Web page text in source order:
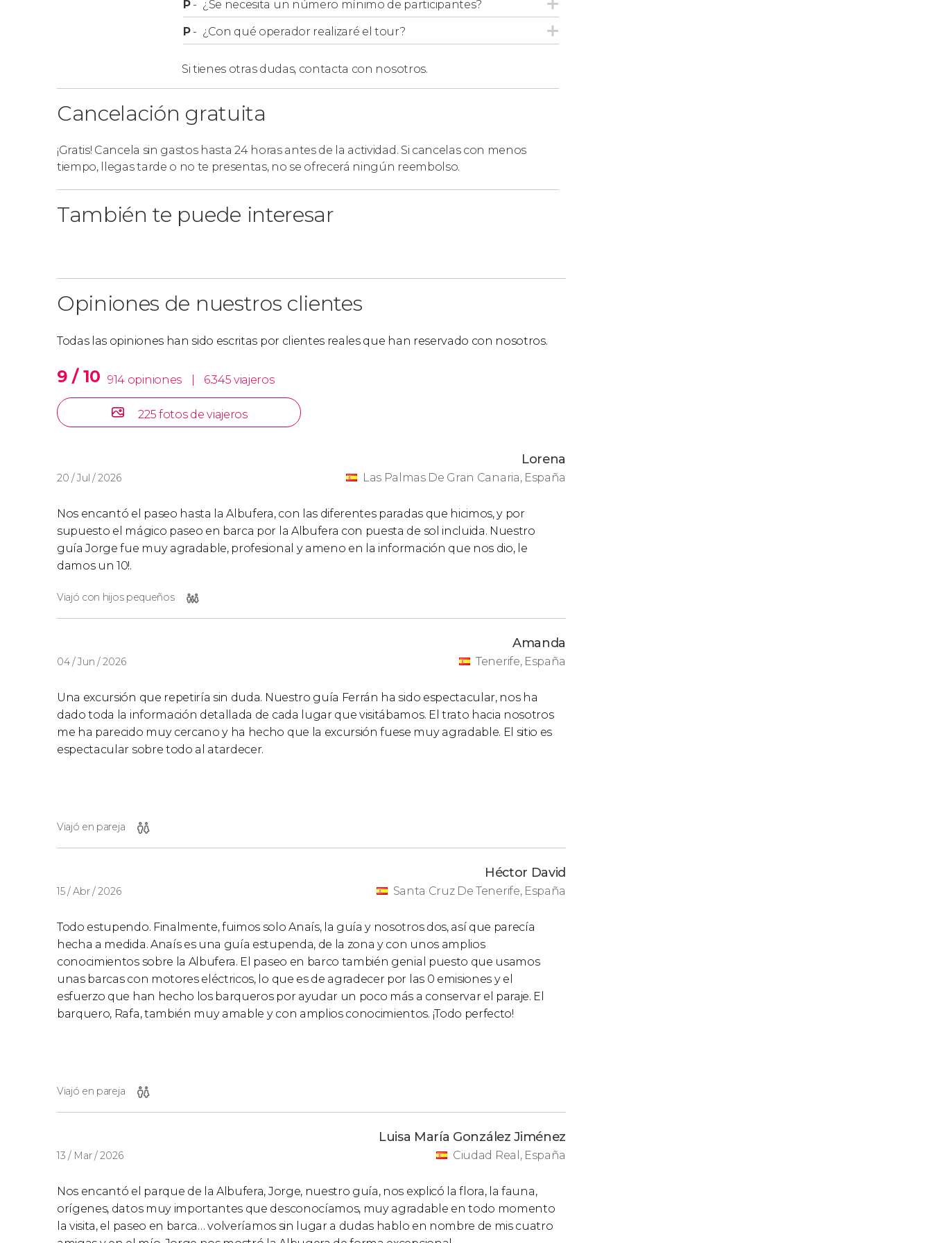
Torres de Serranos.
Hotel NH Valencia Center.
P- ¿Se necesita un número mínimo de participantes?
P- ¿Con qué operador realizaré el tour?
Si tienes otras dudas, contacta con nosotros.
Cancelación gratuita
¡Gratis! Cancela sin gastos hasta 24 horas antes de la actividad. Si cancelas con menos
tiempo, llegas tarde o no te presentas, no se ofrecerá ningún reembolso.
También te puede interesar
Opiniones de nuestros clientes
Todas las opiniones han sido escritas por clientes reales que han reservado con nosotros.
9 / 10 914 opiniones 6.345 viajeros
225 fotos de viajeros
20 / Jul / 2026
Lorena
Las Palmas De Gran Canaria, España
Nos encantó el paseo hasta la Albufera, con las diferentes paradas que hicimos, y por
supuesto el mágico paseo en barca por la Albufera con puesta de sol incluida. Nuestro
guía Jorge fue muy agradable, profesional y ameno en la información que nos dio, le
damos un 10!.
Viajó con hijos pequeños
04 / Jun / 2026
Amanda
Tenerife, España
Una excursión que repetiría sin duda. Nuestro guía Ferrán ha sido espectacular, nos ha
dado toda la información detallada de cada lugar que visitábamos. El trato hacia nosotros
me ha parecido muy cercano y ha hecho que la excursión fuese muy agradable. El sitio es
espectacular sobre todo al atardecer.
Viajó en pareja
15 / Abr / 2026
Héctor David
Santa Cruz De Tenerife, España
Todo estupendo. Finalmente, fuimos solo Anaís, la guía y nosotros dos, así que parecía
hecha a medida. Anaís es una guía estupenda, de la zona y con unos amplios
conocimientos sobre la Albufera. El paseo en barco también genial puesto que usamos
unas barcas con motores eléctricos, lo que es de agradecer por las 0 emisiones y el
esfuerzo que han hecho los barqueros por ayudar un poco más a conservar el paraje. El
barquero, Rafa, también muy amable y con amplios conocimientos. ¡Todo perfecto!
Viajó en pareja
13 / Mar / 2026
Luisa María González Jiménez
Ciudad Real, España
Nos encantó el parque de la Albufera, Jorge, nuestro guía, nos explicó la flora, la fauna,
orígenes, datos muy importantes que desconocíamos, muy agradable en todo momento
la visita, el paseo en barca… volveríamos sin lugar a dudas hablo en nombre de mis cuatro